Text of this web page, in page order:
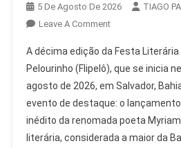
5 De Agosto De 2026
TIAGO
Leave A CommentOn
Infantil
Inédito
De
Myriam
Fraga
Lançado
A décima edição da Festa
Pelourinho (Flipelô), que se inicia
agosto de 2026, em Salvador,
evento de destaque: o
inédito da renomada poeta
literária, considerada a maior da